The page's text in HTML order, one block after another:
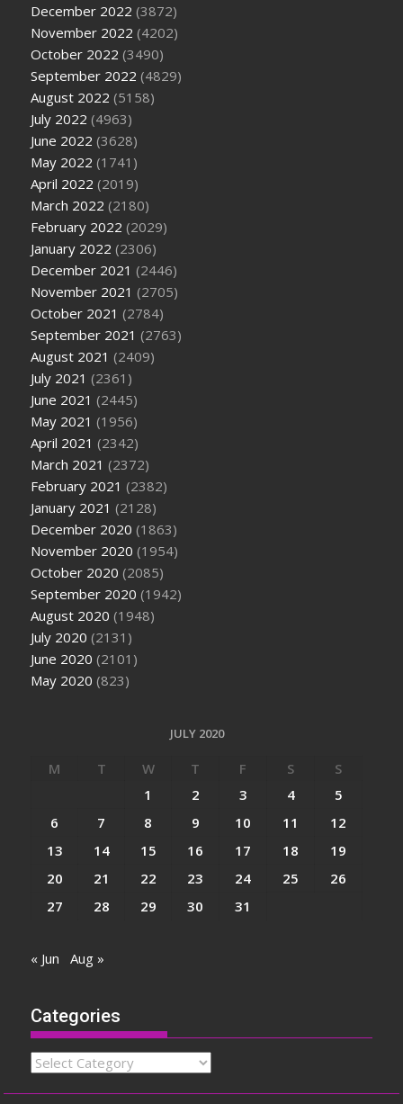
December 2022 (3872)
November 2022 (4202)
October 2022 (3490)
September 2022 (4829)
August 2022 (5158)
July 2022 (4963)
June 2022 (3628)
May 2022 (1741)
April 2022 (2019)
March 2022 (2180)
February 2022 (2029)
January 2022 (2306)
December 2021 (2446)
November 2021 (2705)
October 2021 (2784)
September 2021 (2763)
August 2021 (2409)
July 2021 (2361)
June 2021 (2445)
May 2021 (1956)
April 2021 (2342)
March 2021 (2372)
February 2021 (2382)
January 2021 (2128)
December 2020 (1863)
November 2020 (1954)
October 2020 (2085)
September 2020 (1942)
August 2020 (1948)
July 2020 (2131)
June 2020 (2101)
May 2020 (823)
JULY 2020
M T W T F S
S
1
2 3 4
5
6
7 8 9 10 11
12
13
14 15 16 17 18
19
20
21 22 23 24 25
26
27
28 29 30 31
« Jun Aug »
Categories
Categories